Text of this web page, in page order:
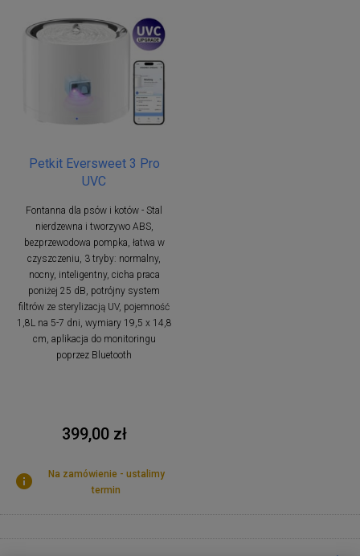
Petkit Eversweet 3 Pro
UVC
Fontanna dla psów i kotów - Stal
nierdzewna i tworzywo ABS,
bezprzewodowa pompka, łatwa w
czyszczeniu, 3 tryby: normalny,
nocny, inteligentny, cicha praca
poniżej 25 dB, potrójny system
filtrów ze sterylizacją UV, pojemność
1,8L na 5-7 dni, wymiary 19,5 x 14,8
cm, aplikacja do monitoringu
poprzez Bluetooth
399,00 zł
Na zamówienie - ustalimy
termin